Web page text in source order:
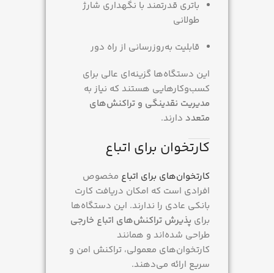
باتری قدرتمند با نگهداری شارژ
طولانی
قابلیت به‌روزرسانی از راه دور
این دستگاه‌ها گزینه‌ای عالی برای
کسب‌وکارهایی هستند که نیاز به
مدیریت نقدینگی و تراکنش‌های
متعدد دارند.
کارتخوان برای اتباع
کارتخوان‌های برای اتباع مخصوص
افرادی است که امکان دریافت کارت
بانکی عادی را ندارند. این دستگاه‌ها
برای پذیرش تراکنش‌های اتباع خارجی
طراحی شده‌اند و همانند
کارتخوان‌های معمولی، تراکنش امن و
سریع ارائه می‌دهند.